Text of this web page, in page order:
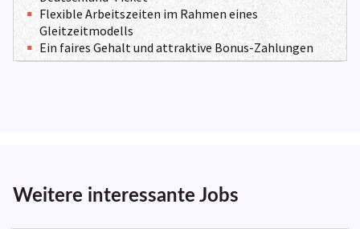
Weitere interessante Jobs